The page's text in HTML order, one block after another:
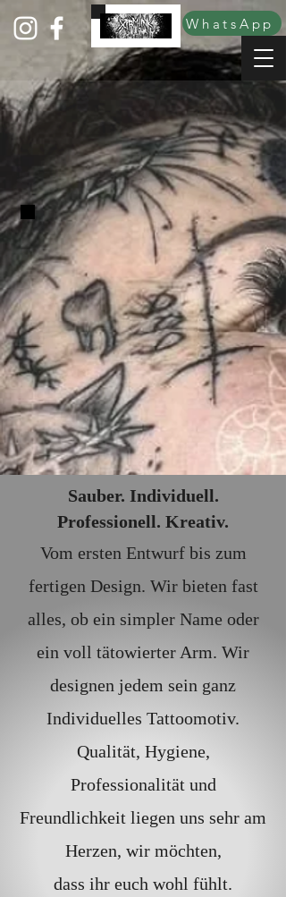
WhatsApp
Sauber. Individuell.
Professionell. Kreativ.
Vom ersten Entwurf bis zum
fertigen Design. Wir bieten fast
alles, ob ein simpler Name oder
ein voll tätowierter Arm. Wir
designen jedem sein ganz
Individuelles Tattoomotiv.
Qualität, Hygiene,
Professionalität und
Freundlichkeit liegen uns sehr am
Herzen, wir möchten,
dass ihr euch wohl fühlt.